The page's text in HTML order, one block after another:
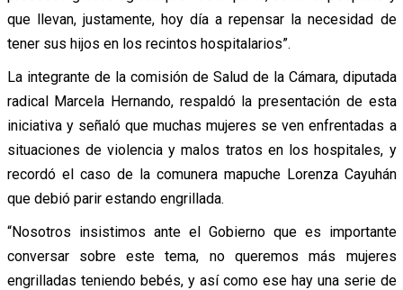
que llevan, justamente, hoy día a repensar la necesidad de
tener sus hijos en los recintos hospitalarios”.
La integrante de la comisión de Salud de la Cámara, diputada
radical Marcela Hernando, respaldó la presentación de esta
iniciativa y señaló que muchas mujeres se ven enfrentadas a
situaciones de violencia y malos tratos en los hospitales, y
recordó el caso de la comunera mapuche Lorenza Cayuhán
que debió parir estando engrillada.
“Nosotros insistimos ante el Gobierno que es importante
conversar sobre este tema, no queremos más mujeres
engrilladas teniendo bebés, y así como ese hay una serie de